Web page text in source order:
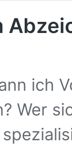
ich
Wer